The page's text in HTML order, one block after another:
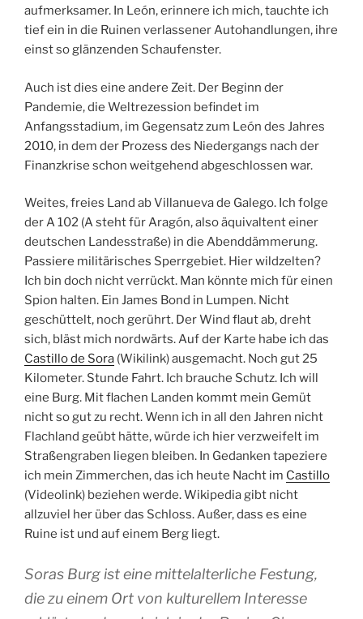
aufmerksamer. In León, erinnere ich mich, tauchte ich
tief ein in die Ruinen verlassener Autohandlungen, ihre
einst so glänzenden Schaufenster.
Auch ist dies eine andere Zeit. Der Beginn der
Pandemie, die Weltrezession befindet im
Anfangsstadium, im Gegensatz zum León des Jahres
2010, in dem der Prozess des Niedergangs nach der
Finanzkrise schon weitgehend abgeschlossen war.
Weites, freies Land ab Villanueva de Galego. Ich folge
der A 102 (A steht für Aragón, also äquivaltent einer
deutschen Landesstraße) in die Abenddämmerung.
Passiere militärisches Sperrgebiet. Hier wildzelten?
Ich bin doch nicht verrückt. Man könnte mich für einen
Spion halten. Ein James Bond in Lumpen. Nicht
geschüttelt, noch gerührt. Der Wind flaut ab, dreht
sich, bläst mich nordwärts. Auf der Karte habe ich das
Castillo de Sora (Wikilink) ausgemacht. Noch gut 25
Kilometer. Stunde Fahrt. Ich brauche Schutz. Ich will
eine Burg. Mit flachen Landen kommt mein Gemüt
nicht so gut zu recht. Wenn ich in all den Jahren nicht
Flachland geübt hätte, würde ich hier verzweifelt im
Straßengraben liegen bleiben. In Gedanken tapeziere
ich mein Zimmerchen, das ich heute Nacht im Castillo
(Videolink) beziehen werde. Wikipedia gibt nicht
allzuviel her über das Schloss. Außer, dass es eine
Ruine ist und auf einem Berg liegt.
Soras Burg ist eine mittelalterliche Festung,
die zu einem Ort von kulturellem Interesse